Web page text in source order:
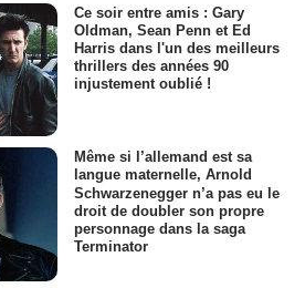
Ce soir entre amis : Gary
Oldman, Sean Penn et Ed
Harris dans l'un des meilleurs
thrillers des années 90
injustement oublié !
Même si l’allemand est sa
langue maternelle, Arnold
Schwarzenegger n’a pas eu le
droit de doubler son propre
personnage dans la saga
Terminator